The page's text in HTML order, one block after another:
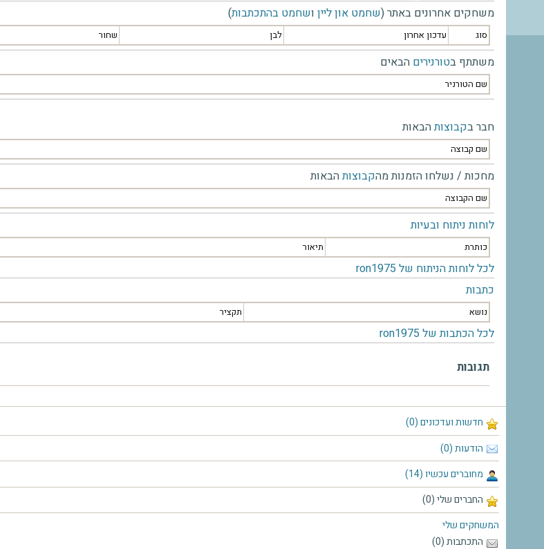
חדשות ועדכונים (0)
הודעות (0)
מחוברים עכשיו (14)
החברים שלי (0)
המשחקים שלי
התכתבות (0)
משחקים אחרונים באתר (שחמט און ליין ושחמט בהתכתבות)
סוג עדכון אחרון לבן שחור
משתתף בטורנירים הבאים
שם הטורניר
חבר בקבוצותהבאות
שם קבוצה
מחכות / נשלחו הזמנות מהקבוצותהבאות
שם הקבוצה
לוחות ניתוח ובעיות
כותרת תיאור
לכל לוחות הניתוח של ron1975
כתבות
נושא תקציר
לכל הכתבות של ron1975
תגובות